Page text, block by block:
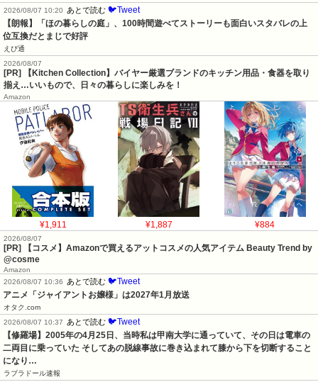
2026/08/07 10:20
あとで読む 🐦Tweet
【朗報】「ほの暮らしの庭」、100時間遊べてストーリーも面白いスタバレの上
位互換だとまじで好評
えび通
2026/08/07
[PR] 【Kitchen Collection】バイヤー厳選ブランドのキッチン用品・食器を取り
揃え…いいもので、日々の暮らしに楽しみを！
Amazon
¥1,911 ¥1,887 ¥884
2026/08/07
[PR] 【コスメ】Amazonで買えるアットコスメの人気アイテム Beauty Trend by
@cosme
Amazon
2026/08/07 10:36
あとで読む 🐦Tweet
アニメ「ジャイアントお嬢様」は2027年1月放送
オタク.com
2026/08/07 10:37
あとで読む 🐦Tweet
【修羅場】2005年の4月25日、当時私は甲南大学に通っていて、その日は電車の
二両目に乗っていた そしてあの脱線事故に巻き込まれて膝から下を切断すること
になり…
ラブラドール速報